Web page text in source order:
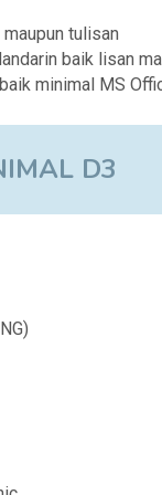
tulisan
baik lisan
minimal MS
D3